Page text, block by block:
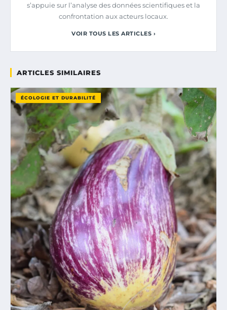
s’appuie sur l’analyse des données scientifiques et la
confrontation aux acteurs locaux.
VOIR TOUS LES ARTICLES ›
ARTICLES SIMILAIRES
ÉCOLOGIE ET DURABILITÉ